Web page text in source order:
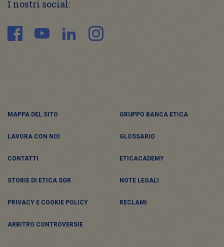
I nostri social:
MAPPA DEL SITO GRUPPO BANCA ETICA
LAVORA CON NOI GLOSSARIO
CONTATTI ETICACADEMY
STORIE DI ETICA SGR NOTE LEGALI
PRIVACY E COOKIE POLICY RECLAMI
ARBITRO CONTROVERSIE